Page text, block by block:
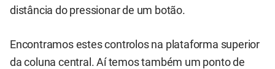
distância do pressionar de um botão.
Encontramos estes controlos na plataforma superior
da coluna central. Aí temos também um ponto de